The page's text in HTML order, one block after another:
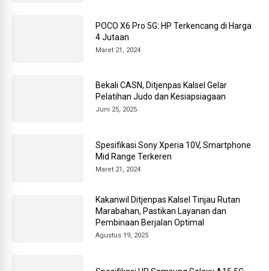
POCO X6 Pro 5G: HP Terkencang di Harga
4 Jutaan
Maret 21, 2024
Bekali CASN, Ditjenpas Kalsel Gelar
Pelatihan Judo dan Kesiapsiagaan
Juni 25, 2025
Spesifikasi Sony Xperia 10V, Smartphone
Mid Range Terkeren
Maret 21, 2024
Kakanwil Ditjenpas Kalsel Tinjau Rutan
Marabahan, Pastikan Layanan dan
Pembinaan Berjalan Optimal
Agustus 19, 2025